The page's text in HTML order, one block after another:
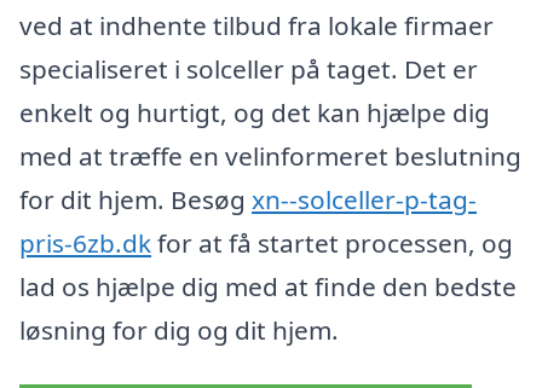
ved at indhente tilbud fra lokale firmaer
specialiseret i solceller på taget. Det er
enkelt og hurtigt, og det kan hjælpe dig
med at træffe en velinformeret beslutning
for dit hjem. Besøg xn--solceller-p-tag-
pris-6zb.dkfor at få startet processen, og
lad os hjælpe dig med at finde den bedste
løsning for dig og dit hjem.